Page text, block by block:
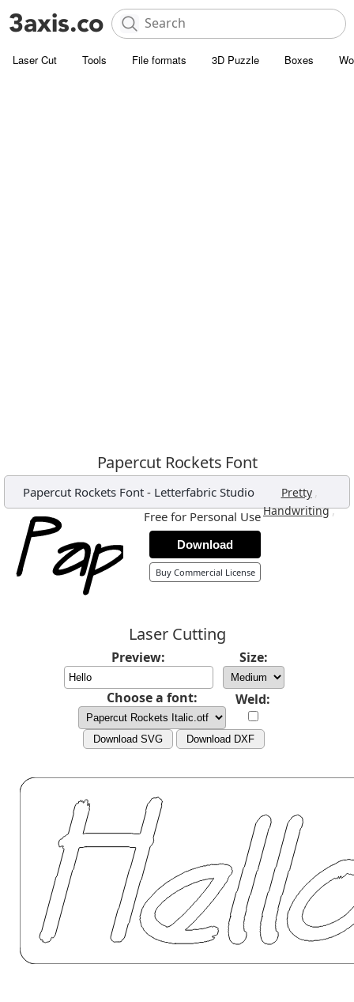
Laser Cut Tools File formats 3D Puzzle Boxes
Papercut Rockets Font
Papercut Rockets Font - Letterfabric Studio Pretty ,
Handwriting,
Free for Personal Use
Download
Buy Commercial License
Laser Cutting
Preview: Size:
Choose a font: Weld:
Download SVG Download DXF